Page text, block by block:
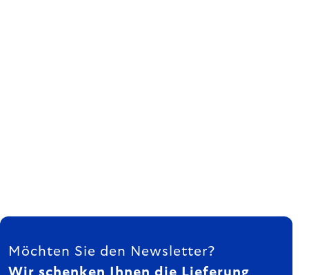
FUSSZEILE
Möchten Sie den Newsletter?
Wir schenken Ihnen die Lieferung